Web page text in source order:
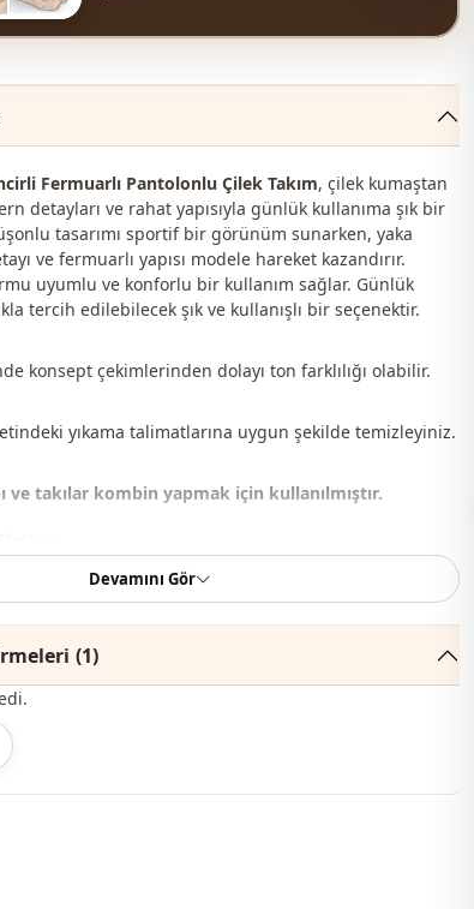
Fermuarlı Pantolonlu Çilek Takım, çilek kumaştan
detayları ve rahat yapısıyla günlük kullanıma şık bir
tasarımı sportif bir görünüm sunarken, yaka
ve fermuarlı yapısı modele hareket kazandırır.
uyumlu ve konforlu bir kullanım sağlar. Günlük
tercih edilebilecek şık ve kullanışlı bir seçenektir.
konsept çekimlerinden dolayı ton farklılığı olabilir.
yıkama talimatlarına uygun şekilde temizleyiniz.
ve takılar kombin yapmak için kullanılmıştır.
Çilek
Devamını Gör
(1)